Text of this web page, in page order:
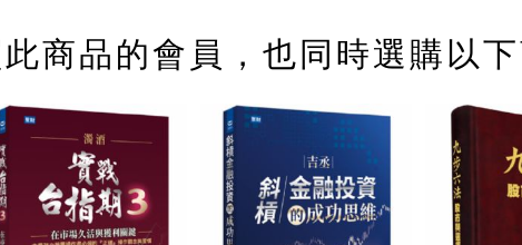
此商品的會員，也同時選購以